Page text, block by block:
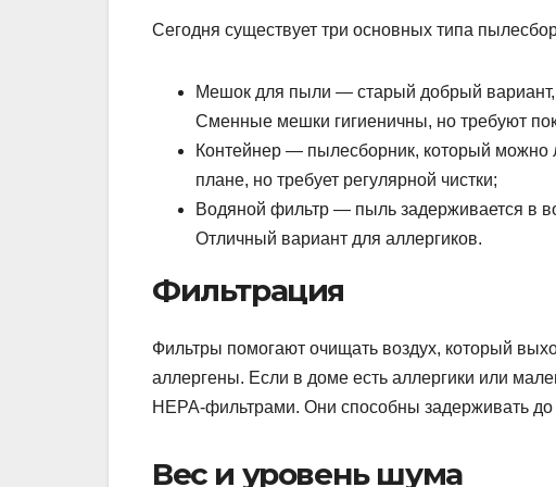
Сегодня существует три основных типа
Мешок для пыли — старый добрый
Сменные мешки гигиеничны, но требуют
Контейнер — пылесборник, который можно
плане, но требует регулярной чистки;
Водяной фильтр — пыль задерживается в
Отличный вариант для аллергиков.
Фильтрация
Фильтры помогают очищать воздух, который
аллергены. Если в доме есть аллергики или
HEPA-фильтрами. Они способны задерживать
Вес и уровень шума